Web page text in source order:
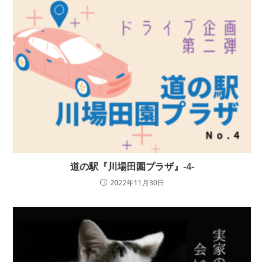
道の駅『川場田園プラザ』-4-
2022年11月30日